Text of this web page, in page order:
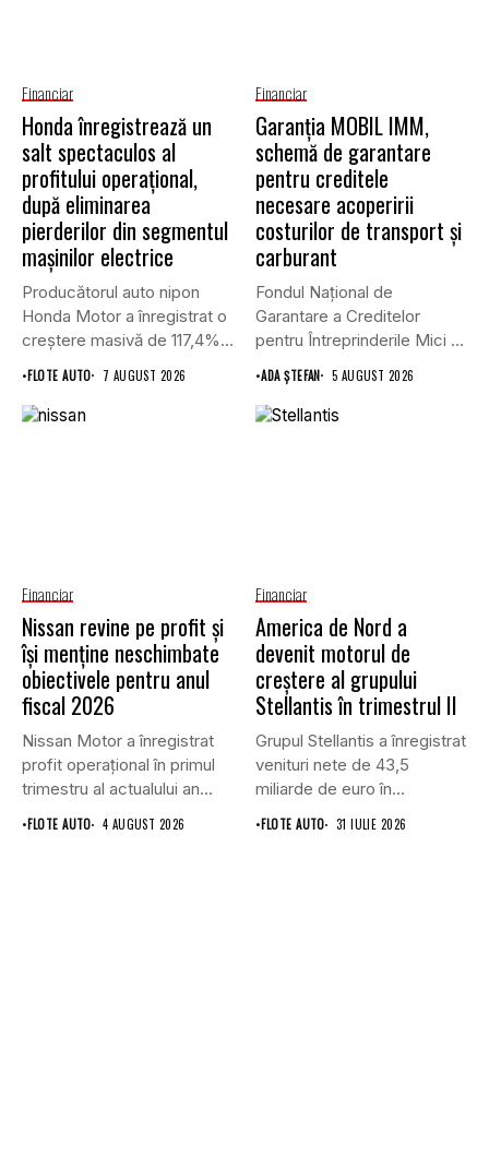
Financiar
Honda înregistrează un
salt spectaculos al
profitului operațional,
după eliminarea
pierderilor din segmentul
mașinilor electrice
Producătorul auto nipon
Honda Motor a înregistrat o
creștere masivă de 117,4%...
•FLOTE AUTO 7 AUGUST 2026
Financiar
Garanţia MOBIL IMM,
schemă de garantare
pentru creditele
necesare acoperirii
costurilor de transport şi
carburant
Fondul Național de
Garantare a Creditelor
pentru Întreprinderile Mici și
Mijlocii (FNGCIMM)...
•ADA ȘTEFAN 5 AUGUST 2026
Financiar
Nissan revine pe profit și
își menține neschimbate
obiectivele pentru anul
fiscal 2026
Nissan Motor a înregistrat
profit operațional în primul
trimestru al actualului an...
•FLOTE AUTO 4 AUGUST 2026
Financiar
America de Nord a
devenit motorul de
creștere al grupului
Stellantis în trimestrul II
Grupul Stellantis a înregistrat
venituri nete de 43,5
miliarde de euro în...
•FLOTE AUTO 31 IULIE 2026